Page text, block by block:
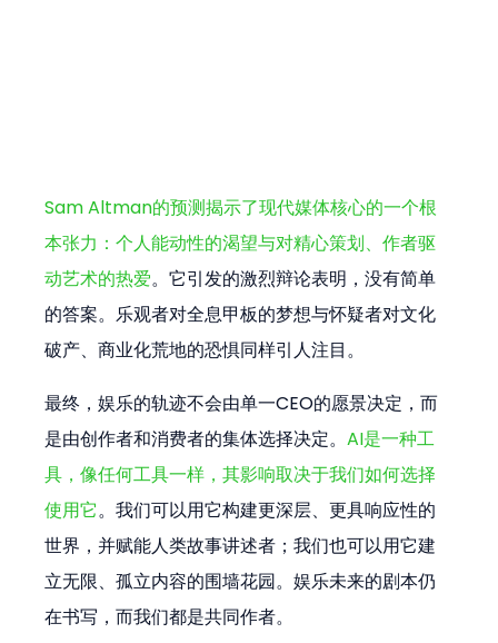
Sam Altman的预测揭示了现代媒体核心的一个根
本张力：个人能动性的渴望与对精心策划、作者驱
动艺术的热爱。它引发的激烈辩论表明，没有简单
的答案。乐观者对全息甲板的梦想与怀疑者对文化
破产、商业化荒地的恐惧同样引人注目。
最终，娱乐的轨迹不会由单一CEO的愿景决定，而
是由创作者和消费者的集体选择决定。AI是一种工
具，像任何工具一样，其影响取决于我们如何选择
使用它。我们可以用它构建更深层、更具响应性的
世界，并赋能人类故事讲述者；我们也可以用它建
立无限、孤立内容的围墙花园。娱乐未来的剧本仍
在书写，而我们都是共同作者。